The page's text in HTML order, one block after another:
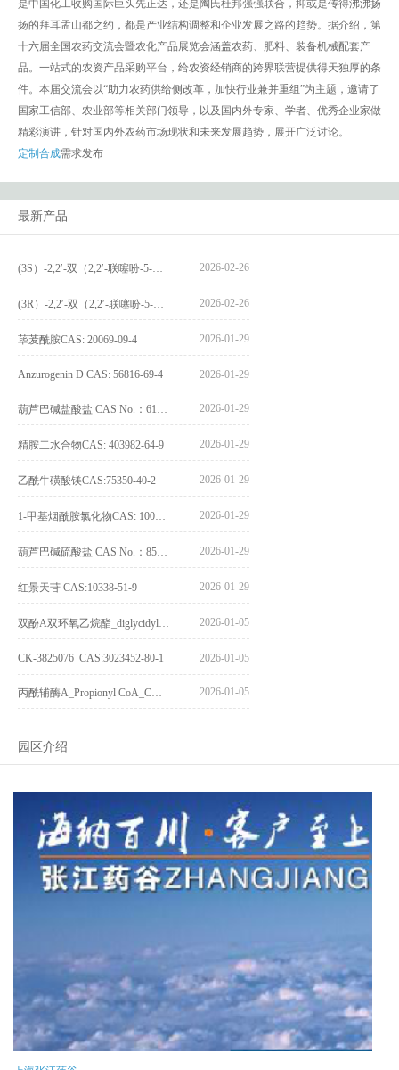
是中国化工收购国际巨头先正达，还是陶氏杜邦强强联合，抑或是传得沸沸扬
扬的拜耳孟山都之约，都是产业结构调整和企业发展之路的趋势。据介绍，第
十六届全国农药交流会暨农化产品展览会涵盖农药、肥料、装备机械配套产
品。一站式的农资产品采购平台，给农资经销商的跨界联营提供得天独厚的条
件。本届交流会以“助力农药供给侧改革，加快行业兼并重组”为主题，邀请了
国家工信部、农业部等相关部门领导，以及国内外专家、学者、优秀企业家做
精彩演讲，针对国内外农药市场现状和未来发展趋势，展开广泛讨论。
定制合成需求发布
最新产品
2026-02-26
2026-02-26
荜茇酰胺CAS: 20069-09-4 2026-01-29
Anzurogenin D CAS: 56816-69-4 2026-01-29
2026-01-29
精胺二水合物CAS: 403982-64-9 2026-01-29
乙酰牛磺酸镁CAS:75350-40-2 2026-01-29
2026-01-29
2026-01-29
红景天苷 CAS:10338-51-9 2026-01-29
2026-01-05
CK-3825076_CAS:3023452-80-1 2026-01-05
2026-01-05
园区介绍